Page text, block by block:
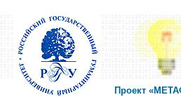
Проект